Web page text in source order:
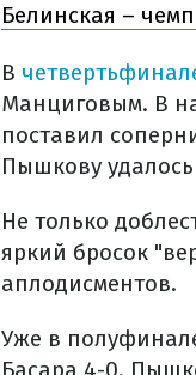
Белинская –
В
Манциговым. В
поставил
Пышкову
Не только
яркий бросок
аплодисментов.
Уже в